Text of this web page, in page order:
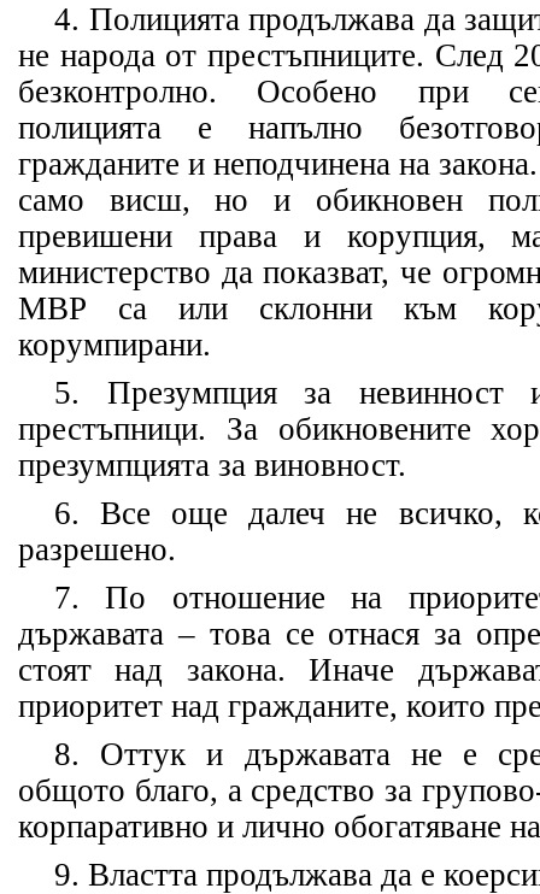
4. Полицията продължава да
не народа от престъпниците. След
безконтролно. Особено при
полицията е напълно
гражданите и неподчинена на
само висш, но и обикновен
превишени права и корупция,
министерство да показват, че
МВР са или склонни към
корумпирани.
5. Презумпция за невинност
престъпници. За обикновените
презумпцията за виновност.
6. Все още далеч не всичко,
разрешено.
7. По отношение на
държавата – това се отнася за
стоят над закона. Иначе
приоритет над гражданите, които
8. Оттук и държавата не е
общото благо, а средство за
корпаративно и лично обогатяване
9. Властта продължава да е